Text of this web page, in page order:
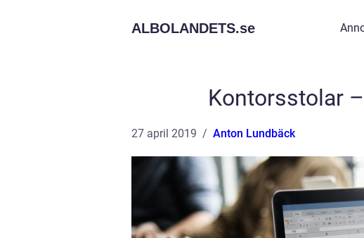
ALBOLANDETS.se
Kontorsstolar
27 april 2019 Anton Lundbäck